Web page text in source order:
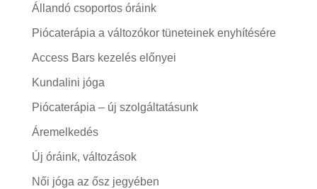
Állandó csoportos óráink
Piócaterápia a változókor tüneteinek enyhítésére
Access Bars kezelés előnyei
Kundalini jóga
Piócaterápia – új szolgáltatásunk
Áremelkedés
Új óráink, változások
Női jóga az ősz jegyében